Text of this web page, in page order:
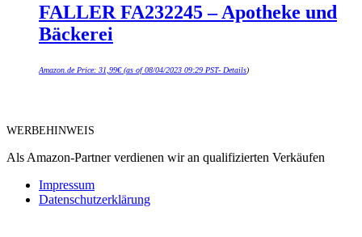
FALLER FA232245 – Apotheke und
Bäckerei
Amazon.de Price: 31,99€(as of 08/04/2023 09:29 PST- Details)
WERBEHINWEIS
Als Amazon-Partner verdienen wir an qualifizierten Verkäufen
Impressum
Datenschutzerklärung